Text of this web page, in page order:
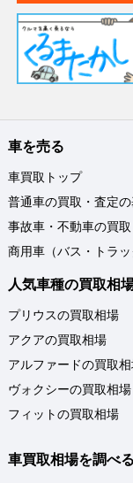
車を売る
車買取トップ
普通車の買取・査定
事故車・不動車の買
商用車（バス・トラ
人気車種の買取相
プリウスの買取相場
アクアの買取相場
アルファードの買取
ヴォクシーの買取相場
フィットの買取相場
車買取相場を調べる